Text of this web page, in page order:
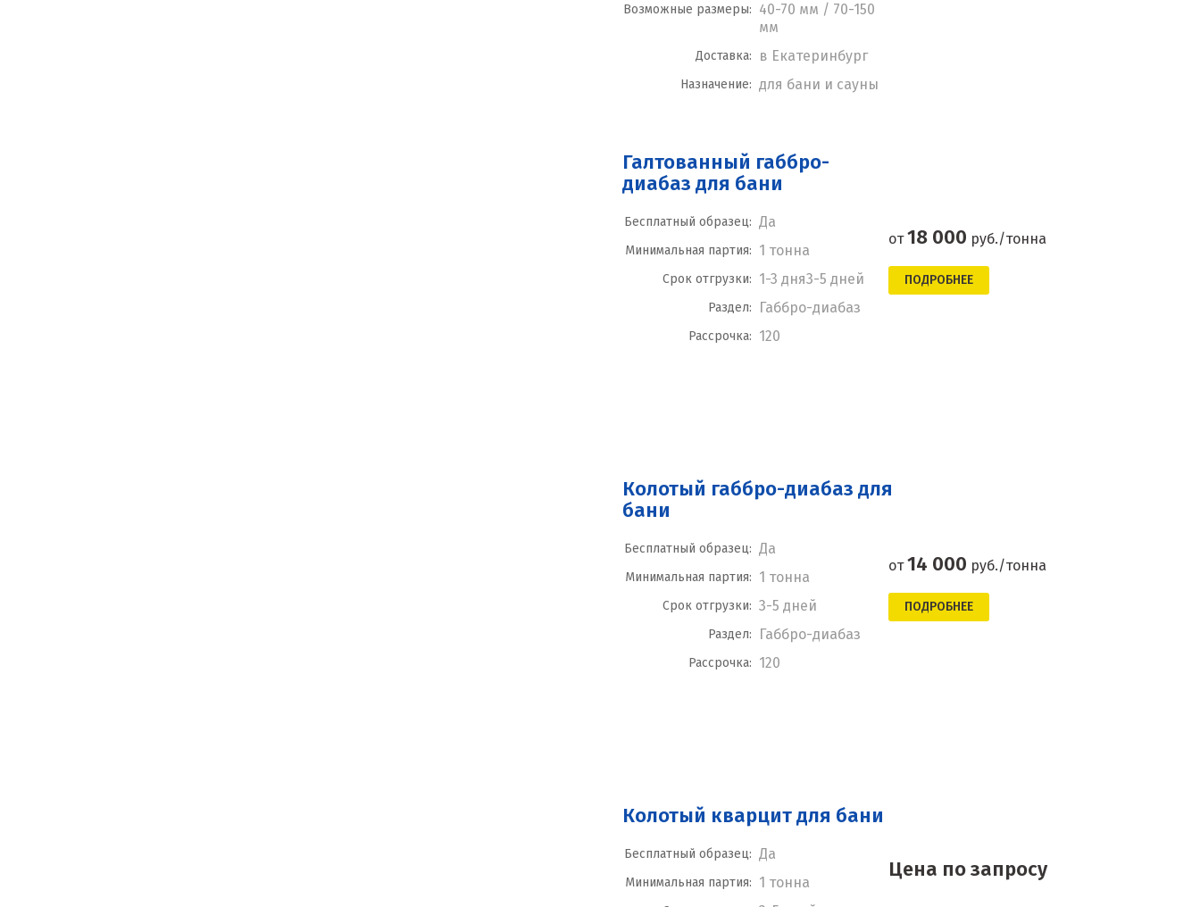
Возможные размеры: 40-70 мм / 70-150
мм
Доставка: в Екатеринбург
Назначение: для бани и сауны
Галтованный габбро-
диабаз для бани
Бесплатный образец: Да
Минимальная партия: 1 тонна
Срок отгрузки: 1-3 дня3-5 дней
Раздел: Габбро-диабаз
Рассрочка: 120
от18 000 руб./тонна
ПОДРОБНЕЕ
Колотый габбро-диабаз для
бани
Бесплатный образец: Да
Минимальная партия: 1 тонна
Срок отгрузки: 3-5 дней
Раздел: Габбро-диабаз
Рассрочка: 120
от14 000 руб./тонна
ПОДРОБНЕЕ
Колотый кварцит для бани
Бесплатный образец: Да
Минимальная партия: 1 тонна
Цена по запросу